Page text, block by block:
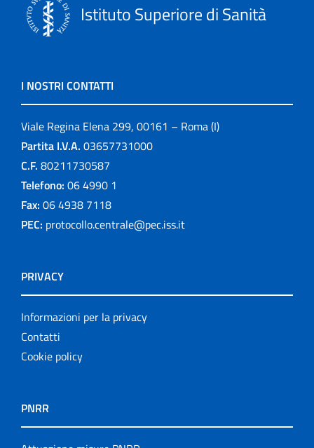
Istituto Superiore di Sanità
I NOSTRI CONTATTI
Viale Regina Elena 299, 00161 – Roma (I)
Partita I.V.A. 03657731000
C.F. 80211730587
Telefono: 06 4990 1
Fax: 06 4938 7118
PEC: protocollo.centrale@pec.iss.it
PRIVACY
Informazioni per la privacy
Contatti
Cookie policy
PNRR